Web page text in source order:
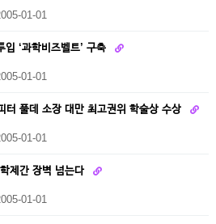
01-01
‘과학비즈벨트’ 구축
01-01
터 풀데 소장 대만 최고권위 학술상 수상
01-01
제간 장벽 넘는다
01-01